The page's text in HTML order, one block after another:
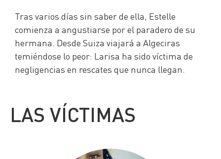
Tras varios días sin saber de ella, Estelle
comienza a angustiarse por el paradero de su
hermana. Desde Suiza viajará a Algeciras
temiéndose lo peor: Larisa ha sido víctima de
negligencias en rescates que nunca llegan.
LAS VÍCTIMAS